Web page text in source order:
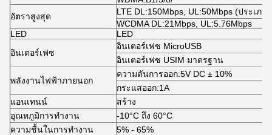
อัตราสูงสุด
LTE DL :150Mbps, UL :50Mbps (ประเภท
WCDMA DL :21Mbps, UL :5.76Mbps
LED
LED
อินเตอร์เฟซ
อินเตอร์เฟซ MicroUSB
อินเตอร์เฟซ USIM มาตรฐาน
พลังงานไฟฟ้าภายนอก
ความดันการออก:5V DC ± 10%
กระแสออก:1A
แอนเทนน์
สร้าง
อุณหภูมิการทํางาน
-10°C ถึง 60°C
ความชื้นในการทํางาน
5% - 65%